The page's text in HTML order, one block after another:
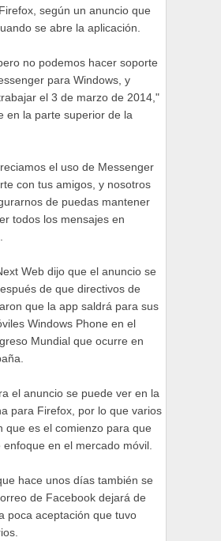
según un anuncio que
se abre la aplicación.
no podemos hacer soporte
para Windows, y
el 3 de marzo de 2014,"
en la parte superior de la
el uso de Messenger
con tus amigos, y nosotros
de puedas mantener
todos los mensajes en
Web dijo que el anuncio se
de que directivos de
que la app saldrá para sus
Windows Phone en el
Mundial que ocurre en
el anuncio se puede ver en la
para Firefox, por lo que varios
que es el comienzo para que
en el mercado móvil.
hace unos días también se
de Facebook dejará de
poca aceptación que tuvo